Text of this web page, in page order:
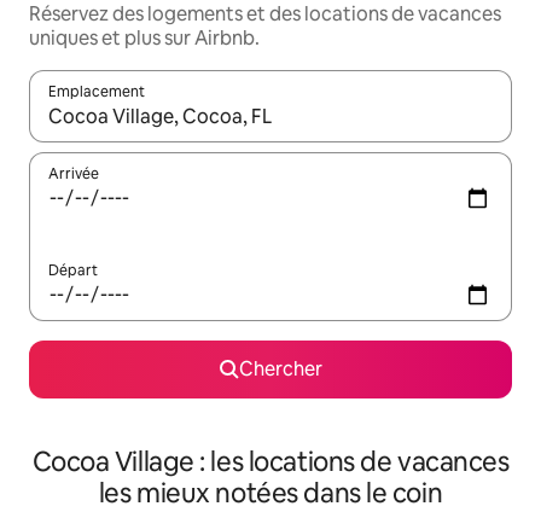
Réservez des logements et des locations de vacances
uniques et plus sur Airbnb.
Emplacement
Quand les résultats sont affichés, parcourez-les en utilisant
Arrivée
Départ
Chercher
Cocoa Village : les locations de vacances
les mieux notées dans le coin